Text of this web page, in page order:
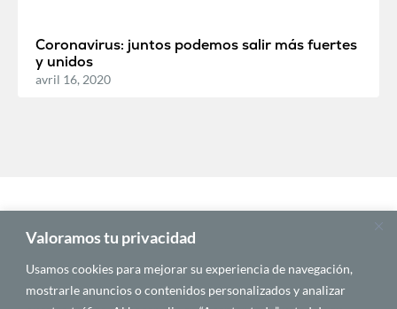
Valoramos tu privacidad
Usamos cookies para mejorar su experiencia de navegación,
mostrarle anuncios o contenidos personalizados y analizar
Coronavirus: juntos podemos salir más fuertes
y unidos
avril 16, 2020